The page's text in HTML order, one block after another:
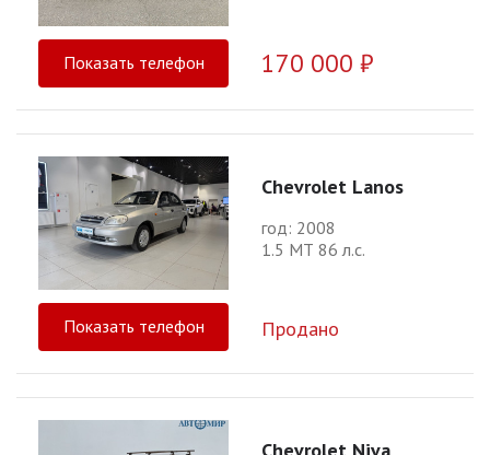
Показать телефон 170 000 ₽
Chevrolet Lanos
год: 2008
1.5 МТ 86 л.с.
Показать телефон Продано
Chevrolet Niva